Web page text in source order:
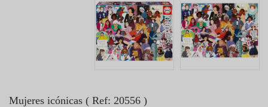
Mujeres icónicas ( Ref: 20556 )